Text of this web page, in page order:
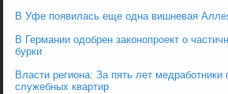
В Уфе появилась еще одна вишневая
В Германии одобрен законопроект о
бурки
Власти региона: За пять лет медработники
служебных квартир